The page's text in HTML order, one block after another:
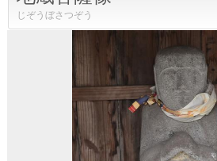
じぞうぼさつぞう